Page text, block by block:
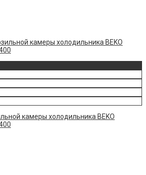
камеры холодильника BEKO